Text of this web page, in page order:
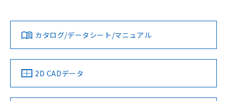
ダウンロードデータをご利用いただく前に、以下を必ずお読
みください。
ソフトウェアの使用条件
対応済み
中国 RoHS 注意事項・凡例
LR型式承認
（イギリス
船舶規格）
DNV型式承認
（ノルウェー
BV型式承認
（フランス
KR型式
（韓国
No No No No
カタログ/データシート/マニュアル
2D CADデータ